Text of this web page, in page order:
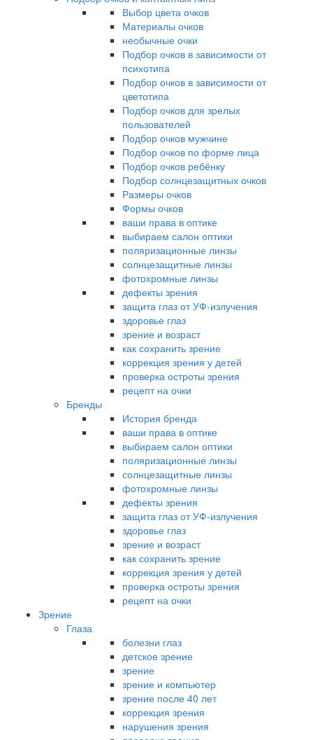
Выбор цвета очков
Материалы очков
необычные очки
Подбор очков в зависимости от
психотипа
Подбор очков в зависимости от
цветотипа
Подбор очков для зрелых
пользователей
Подбор очков мужчине
Подбор очков по форме лица
Подбор очков ребёнку
Подбор солнцезащитных очков
Размеры очков
Формы очков
ваши права в оптике
выбираем салон оптики
поляризационные линзы
солнцезащитные линзы
фотохромные линзы
дефекты зрения
защита глаз от УФ-излучения
здоровье глаз
зрение и возраст
как сохранить зрение
коррекция зрения у детей
проверка остроты зрения
рецепт на очки
Бренды
История бренда
ваши права в оптике
выбираем салон оптики
поляризационные линзы
солнцезащитные линзы
фотохромные линзы
дефекты зрения
защита глаз от УФ-излучения
здоровье глаз
зрение и возраст
как сохранить зрение
коррекция зрения у детей
проверка остроты зрения
рецепт на очки
Зрение
Глаза
болезни глаз
детское зрение
зрение
зрение и компьютер
зрение после 40 лет
коррекция зрения
нарушения зрения